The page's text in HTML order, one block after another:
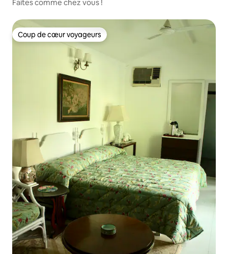
Faites comme chez vous !
Coup de cœur voyageurs
Coup de cœur voyageurs